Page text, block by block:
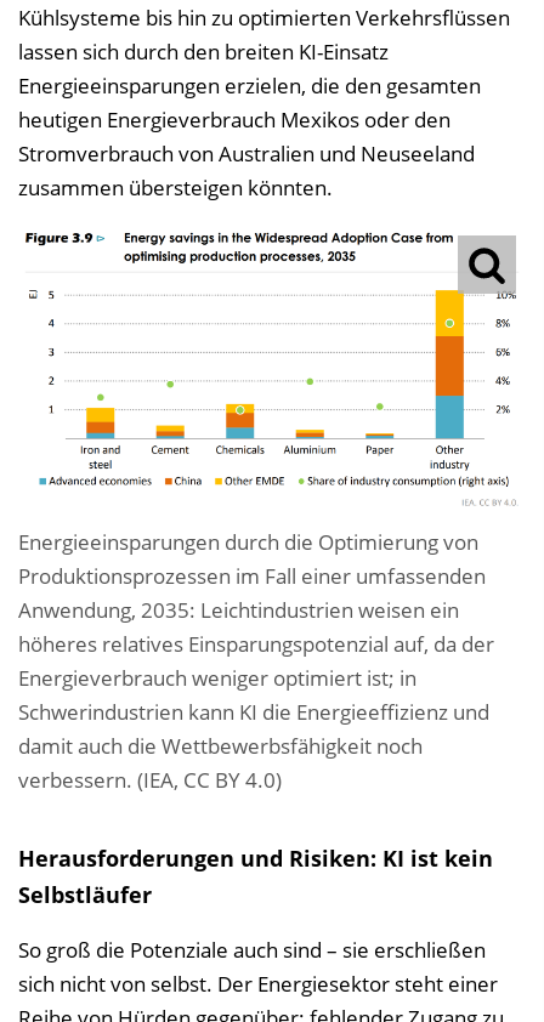
Kühlsysteme bis hin zu optimierten Verkehrsflüssen
lassen sich durch den breiten KI-Einsatz
Energieeinsparungen erzielen, die den gesamten
heutigen Energieverbrauch Mexikos oder den
Stromverbrauch von Australien und Neuseeland
zusammen übersteigen könnten.
Energieeinsparungen durch die Optimierung von
Produktionsprozessen im Fall einer umfassenden
Anwendung, 2035: Leichtindustrien weisen ein
höheres relatives Einsparungspotenzial auf, da der
Energieverbrauch weniger optimiert ist; in
Schwerindustrien kann KI die Energieeffizienz und
damit auch die Wettbewerbsfähigkeit noch
verbessern. (IEA, CC BY 4.0)
Herausforderungen und Risiken: KI ist kein
Selbstläufer
So groß die Potenziale auch sind – sie erschließen
sich nicht von selbst. Der Energiesektor steht einer